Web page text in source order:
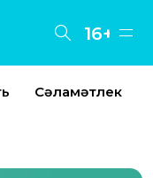
16+
Сәламәтлек